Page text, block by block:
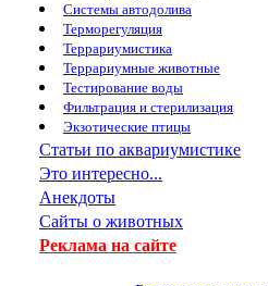
Системы автодолива
Терморегуляция
Террариумистика
Террариумные животные
Тестирование воды
Фильтрация и стерилизация
Экзотические птицы
Статьи по аквариумистике
Это интересно...
Анекдоты
Сайты о животных
Реклама на сайте